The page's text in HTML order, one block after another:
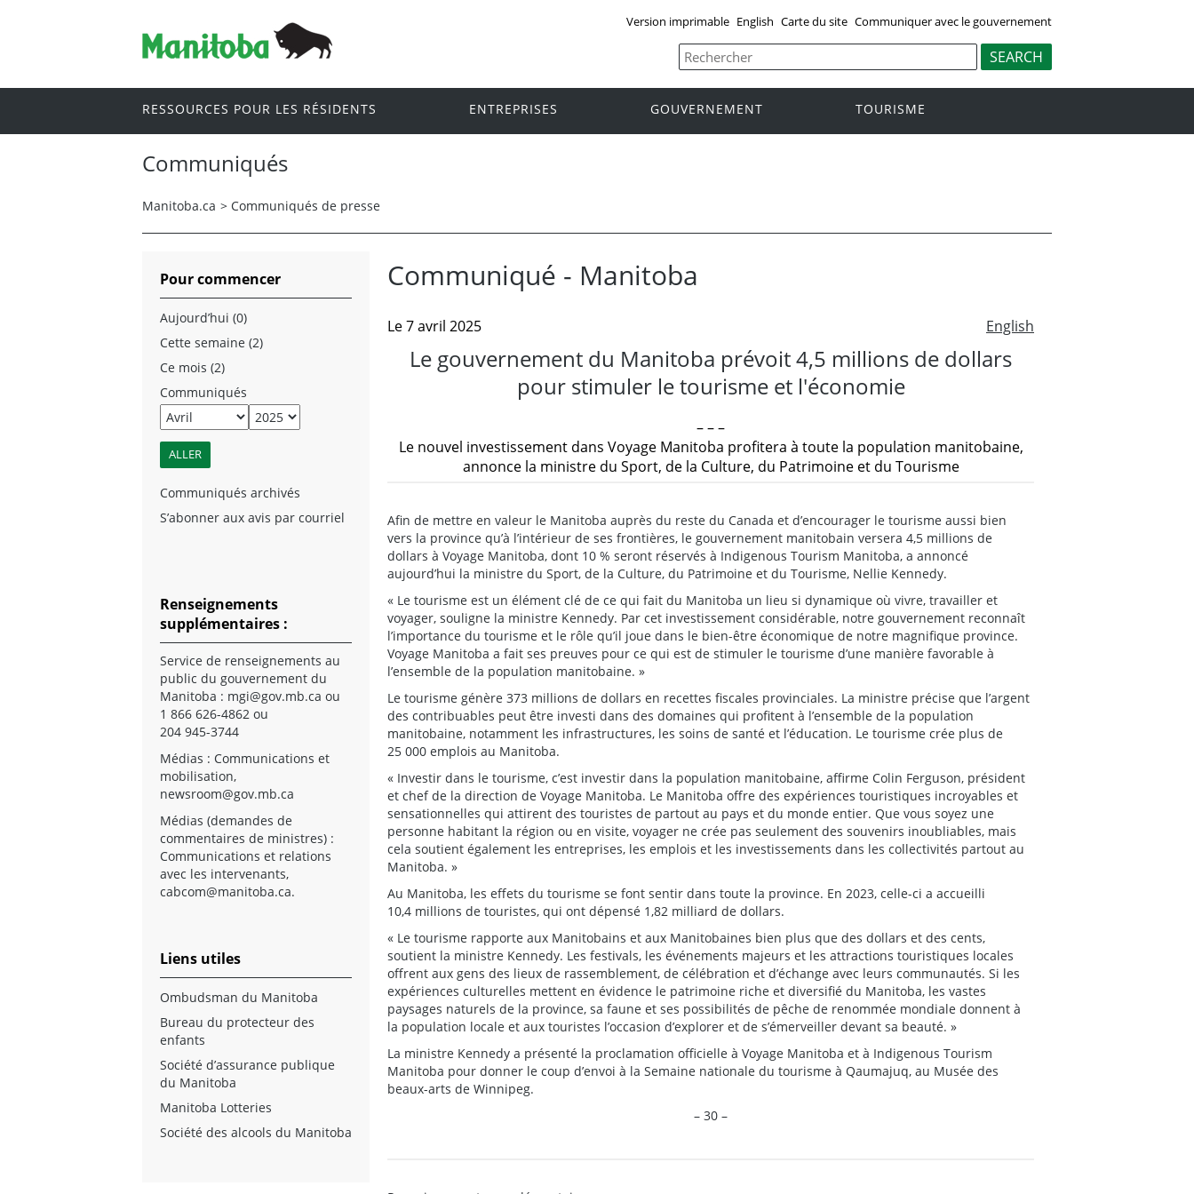
Version imprimable English Carte du site Communiquer avec le gouvernement
RESSOURCES POUR LES RÉSIDENTS ENTREPRISES GOUVERNEMENT TOURISME
Communiqués
Manitoba.ca > Communiqués de presse
Communiqué - Manitoba
English
Le 7 avril 2025
Le gouvernement du Manitoba prévoit 4,5 millions de dollars
pour stimuler le tourisme et l'économie
– – –
Le nouvel investissement dans Voyage Manitoba profitera à toute la population manitobaine,
annonce la ministre du Sport, de la Culture, du Patrimoine et du Tourisme
Afin de mettre en valeur le Manitoba auprès du reste du Canada et d’encourager le tourisme aussi bien
vers la province qu’à l’intérieur de ses frontières, le gouvernement manitobain versera 4,5 millions de
dollars à Voyage Manitoba, dont 10 % seront réservés à Indigenous Tourism Manitoba, a annoncé
aujourd’hui la ministre du Sport, de la Culture, du Patrimoine et du Tourisme, Nellie Kennedy.
« Le tourisme est un élément clé de ce qui fait du Manitoba un lieu si dynamique où vivre, travailler et
voyager, souligne la ministre Kennedy. Par cet investissement considérable, notre gouvernement reconnaît
l’importance du tourisme et le rôle qu’il joue dans le bien-être économique de notre magnifique province.
Voyage Manitoba a fait ses preuves pour ce qui est de stimuler le tourisme d’une manière favorable à
l’ensemble de la population manitobaine. »
Le tourisme génère 373 millions de dollars en recettes fiscales provinciales. La ministre précise que l’argent
des contribuables peut être investi dans des domaines qui profitent à l’ensemble de la population
manitobaine, notamment les infrastructures, les soins de santé et l’éducation. Le tourisme crée plus de
25 000 emplois au Manitoba.
« Investir dans le tourisme, c’est investir dans la population manitobaine, affirme Colin Ferguson, président
et chef de la direction de Voyage Manitoba. Le Manitoba offre des expériences touristiques incroyables et
sensationnelles qui attirent des touristes de partout au pays et du monde entier. Que vous soyez une
personne habitant la région ou en visite, voyager ne crée pas seulement des souvenirs inoubliables, mais
cela soutient également les entreprises, les emplois et les investissements dans les collectivités partout au
Manitoba. »
Au Manitoba, les effets du tourisme se font sentir dans toute la province. En 2023, celle-ci a accueilli
10,4 millions de touristes, qui ont dépensé 1,82 milliard de dollars.
« Le tourisme rapporte aux Manitobains et aux Manitobaines bien plus que des dollars et des cents,
soutient la ministre Kennedy. Les festivals, les événements majeurs et les attractions touristiques locales
offrent aux gens des lieux de rassemblement, de célébration et d’échange avec leurs communautés. Si les
expériences culturelles mettent en évidence le patrimoine riche et diversifié du Manitoba, les vastes
paysages naturels de la province, sa faune et ses possibilités de pêche de renommée mondiale donnent à
la population locale et aux touristes l’occasion d’explorer et de s’émerveiller devant sa beauté. »
La ministre Kennedy a présenté la proclamation officielle à Voyage Manitoba et à Indigenous Tourism
Manitoba pour donner le coup d’envoi à la Semaine nationale du tourisme à Qaumajuq, au Musée des
beaux-arts de Winnipeg.
– 30 –
Pour commencer
Aujourd’hui (0)
Cette semaine (2)
Ce mois (2)
Communiqués
Communiqués archivés
S’abonner aux avis par courriel
Renseignements
supplémentaires :
Service de renseignements au
public du gouvernement du
Manitoba : mgi@gov.mb.ca ou
1 866 626-4862 ou
204 945-3744
Médias : Communications et
mobilisation,
newsroom@gov.mb.ca
Médias (demandes de
commentaires de ministres) :
Communications et relations
avec les intervenants,
cabcom@manitoba.ca.
Liens utiles
Ombudsman du Manitoba
Bureau du protecteur des
enfants
Société d’assurance publique
du Manitoba
Manitoba Lotteries
Société des alcools du Manitoba